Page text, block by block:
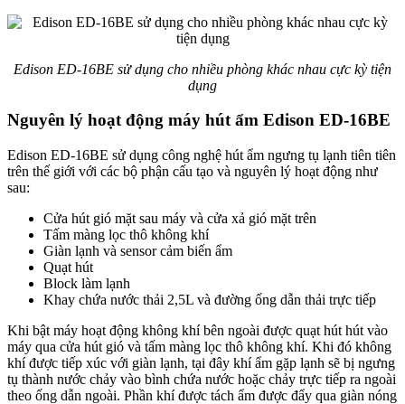
Edison ED-16BE sử dụng cho nhiều phòng khác nhau cực kỳ tiện
dụng
Nguyên lý hoạt động máy hút ẩm Edison ED-16BE
Edison ED-16BE sử dụng công nghệ hút ẩm ngưng tụ lạnh tiên tiên
trên thế giới với các bộ phận cấu tạo và nguyên lý hoạt động như
sau:
Cửa hút gió mặt sau máy và cửa xả gió mặt trên
Tấm màng lọc thô không khí
Giàn lạnh và sensor cảm biến ẩm
Quạt hút
Block làm lạnh
Khay chứa nước thải 2,5L và đường ống dẫn thải trực tiếp
Khi bật máy hoạt động không khí bên ngoài được quạt hút hút vào
máy qua cửa hút gió và tấm màng lọc thô không khí. Khi đó không
khí được tiếp xúc với giàn lạnh, tại đây khí ẩm gặp lạnh sẽ bị ngưng
tụ thành nước chảy vào bình chứa nước hoặc chảy trực tiếp ra ngoài
theo ống dẫn ngoài. Phần khí được tách ẩm được đẩy qua giàn nóng